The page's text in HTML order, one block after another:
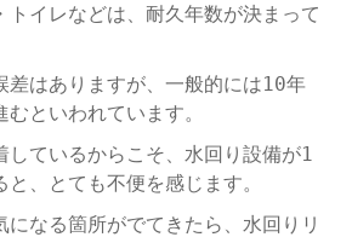
トイレなどは、耐久年数が決まって
差はありますが、一般的には10年
といわれています。
しているからこそ、水回り設備が1
、とても不便を感じます。
になる箇所がでてきたら、水回りリ